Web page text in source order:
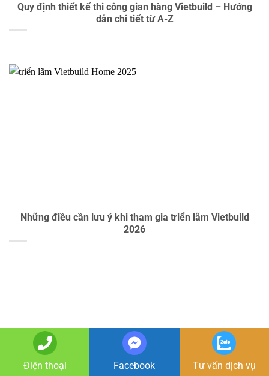
Quy định thiết kế thi công gian hàng Vietbuild – Hướng
dẫn chi tiết từ A-Z
Những điều cần lưu ý khi tham gia triển lãm Vietbuild
2026
Điện thoại Facebook Tư vấn dịch vụ